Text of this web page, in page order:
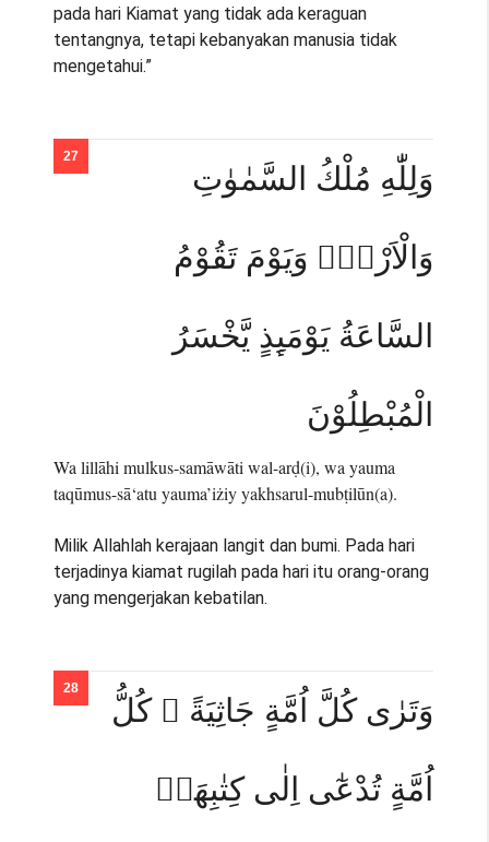
pada hari Kiamat yang tidak ada keraguan
tentangnya, tetapi kebanyakan manusia tidak
mengetahui.”
وَلِلّٰهِ مُلْكُ السَّمٰوٰتِ
وَالْاَرْضِۗ وَيَوْمَ تَقُوْمُ
السَّاعَةُ يَوْمَىِٕذٍ يَّخْسَرُ
الْمُبْطِلُوْنَ
Wa lillāhi mulkus-samāwāti wal-arḍ(i), wa yauma
taqūmus-sā‘atu yauma’iżiy yakhsarul-mubṭilūn(a).
Milik Allahlah kerajaan langit dan bumi. Pada hari
terjadinya kiamat rugilah pada hari itu orang-orang
yang mengerjakan kebatilan.
وَتَرٰى كُلَّ اُمَّةٍ جَاثِيَةً ۗ كُلُّ
اُمَّةٍ تُدْعٰٓى اِلٰى كِتٰبِهَاۗ